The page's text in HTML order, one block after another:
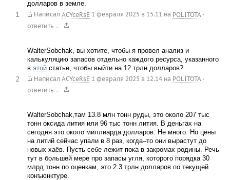
долларов в земле.
Написал ACYceRsE 1 февраля 2025 в 15.11 на POLITOTA ·
ответить .
1
WalterSobchak, вы хотите, чтобы я провел анализ и
калькуляцию запасов отдельно каждого ресурса, указанного
в этойстатье, чтобы выйти на 12 трлн долларов?
Написал ACYceRsE 1 февраля 2025 в 12.14на POLITOTA ·
ответить .
2
WalterSobchak,там 13.8 млн тонн руды, это около 207 тыс
тонн оксида лития или 96 тыс тонн лития. В деньгах на
сегодня это около миллиарда долларов. Не много. Но цены
на литий сейчас упали в 8 раз, когда–то они вырастут до
новых хаёв. Пусть себе лежит пока в закромах родины. Речь
тут в большей мере про запасы угля, которого порядка 30
млрд тонн по оценкам, это 2.3 трлн долларов по текущей
конъюнктуре.